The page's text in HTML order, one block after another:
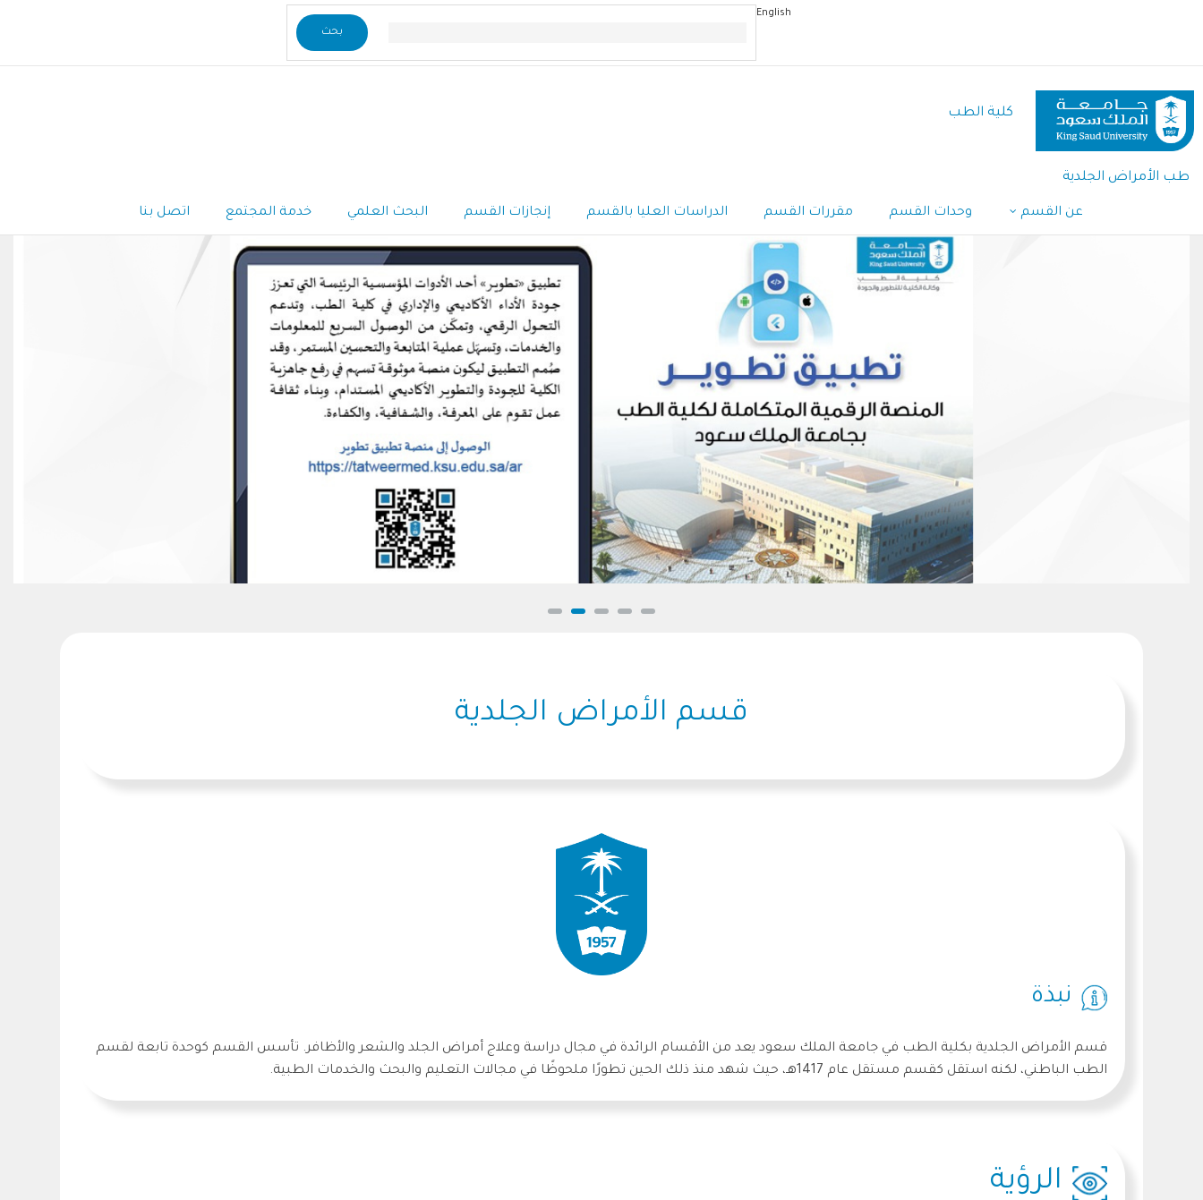
English
كلية الطب
طب الأمراض الجلدية
عن القسم وحدات القسم مقررات القسم الدراسات العليا بالقسم إنجازات القسم البحث العلمي خدمة المجتمع اتصل بنا
قسم الأمراض الجلدية
نبذة
قسم الأمراض الجلدية بكلية الطب في جامعة الملك سعود يعد من الأقسام الرائدة في مجال دراسة وعلاج أمراض الجلد والشعر والأظافر. تأسس القسم كوحدة تابعة لقسم
الطب الباطني، لكنه استقل كقسم مستقل عام 1417هـ، حيث شهد منذ ذلك الحين تطورًا ملحوظًا في مجالات التعليم والبحث والخدمات الطبية.
الرؤية